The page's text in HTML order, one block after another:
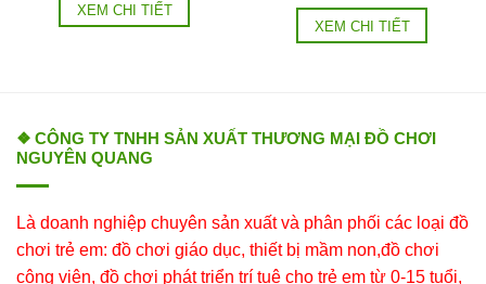
XEM CHI TIẾT
XEM CHI TIẾT
❖ CÔNG TY TNHH SẢN XUẤT THƯƠNG MẠI ĐỒ CHƠI
NGUYÊN QUANG
Là doanh nghiệp chuyên sản xuất và phân phối các loại đồ
chơi trẻ em: đồ chơi giáo dục, thiết bị mầm non,đồ chơi
công viên, đồ chơi phát triển trí tuệ cho trẻ em từ 0-15 tuổi,